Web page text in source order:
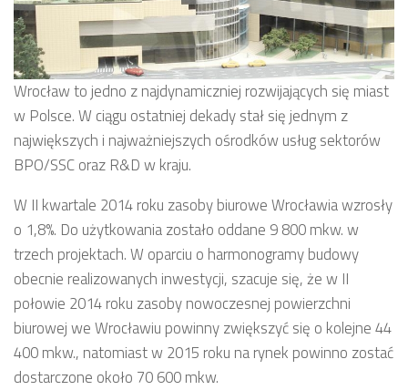
Wrocław to jedno z najdynamiczniej rozwijających się miast
w Polsce. W ciągu ostatniej dekady stał się jednym z
największych i najważniejszych ośrodków usług sektorów
BPO/SSC oraz R&D w kraju.
W II kwartale 2014 roku zasoby biurowe Wrocławia wzrosły
o 1,8%. Do użytkowania zostało oddane 9 800 mkw. w
trzech projektach. W oparciu o harmonogramy budowy
obecnie realizowanych inwestycji, szacuje się, że w II
połowie 2014 roku zasoby nowoczesnej powierzchni
biurowej we Wrocławiu powinny zwiększyć się o kolejne 44
400 mkw., natomiast w 2015 roku na rynek powinno zostać
dostarczone około 70 600 mkw.